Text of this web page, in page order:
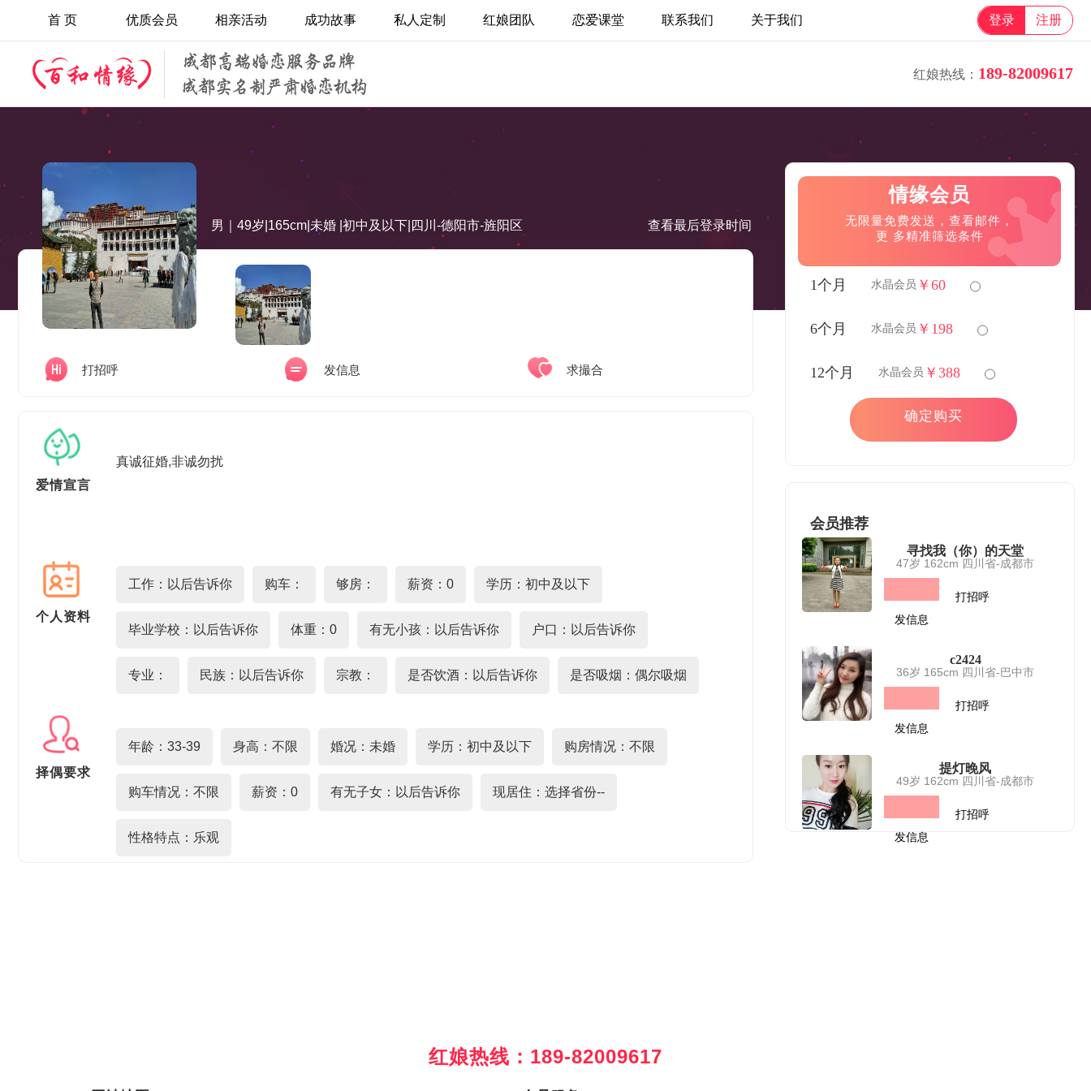
首 页 优质会员 相亲活动 成功故事 私人定制 红娘团队 恋爱课堂 联系我们 关于我们 登录 注册
红娘热线： 189-82009617
男｜49岁|165cm|未婚 |初中及以下|四川-德阳市-旌阳区 查看最后登录时间
打招呼 发信息 求撮合
爱情宣言
个人资料
择偶要求
真诚征婚,非诚勿扰
工作：以后告诉你 购车： 够房： 薪资：0 学历：初中及以下
毕业学校：以后告诉你 体重：0 有无小孩：以后告诉你 户口：以后告诉你
专业： 民族：以后告诉你 宗教： 是否饮酒：以后告诉你 是否吸烟：偶尔吸烟
年龄：33-39 身高：不限 婚况：未婚 学历：初中及以下 购房情况：不限
购车情况：不限 薪资：0 有无子女：以后告诉你 现居住：选择省份--
性格特点：乐观
情缘会员
无限量免费发送，查看邮件，
更 多精准筛选条件
1个月 水晶会员 ￥60
6个月 水晶会员 ￥198
12个月 水晶会员 ￥388
确定购买
会员推荐
寻找我（你）的天堂
47岁 162cm 四川省-成都市
打招呼
发信息
c2424
36岁 165cm 四川省-巴中市
打招呼
发信息
提灯晚风
49岁 162cm 四川省-成都市
打招呼
发信息
红娘热线：189-82009617